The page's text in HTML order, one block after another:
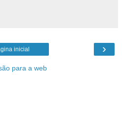
›
inicial
para a web